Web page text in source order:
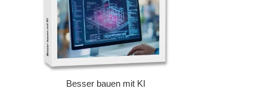
Besser bauen mit KI